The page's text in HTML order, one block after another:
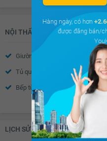
NỘI THẤT
Giường
Tủ quần áo
Bếp từ âm
Bàn ăn
Vòi hoa sen
Quạt thông gió
LỊCH SỬ GIAO DỊCH
Hàng ngày, có hơn
được đăng bán/